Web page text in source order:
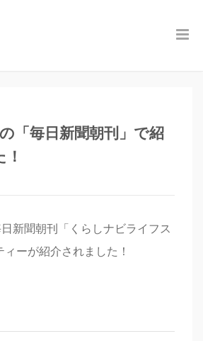
「毎日新聞朝刊」で紹
新聞朝刊「くらしナビライフス
ーが紹介されました！